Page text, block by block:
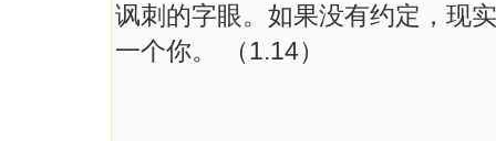
讽刺的字眼。如果没有约定，现
一个你。 （1.14）